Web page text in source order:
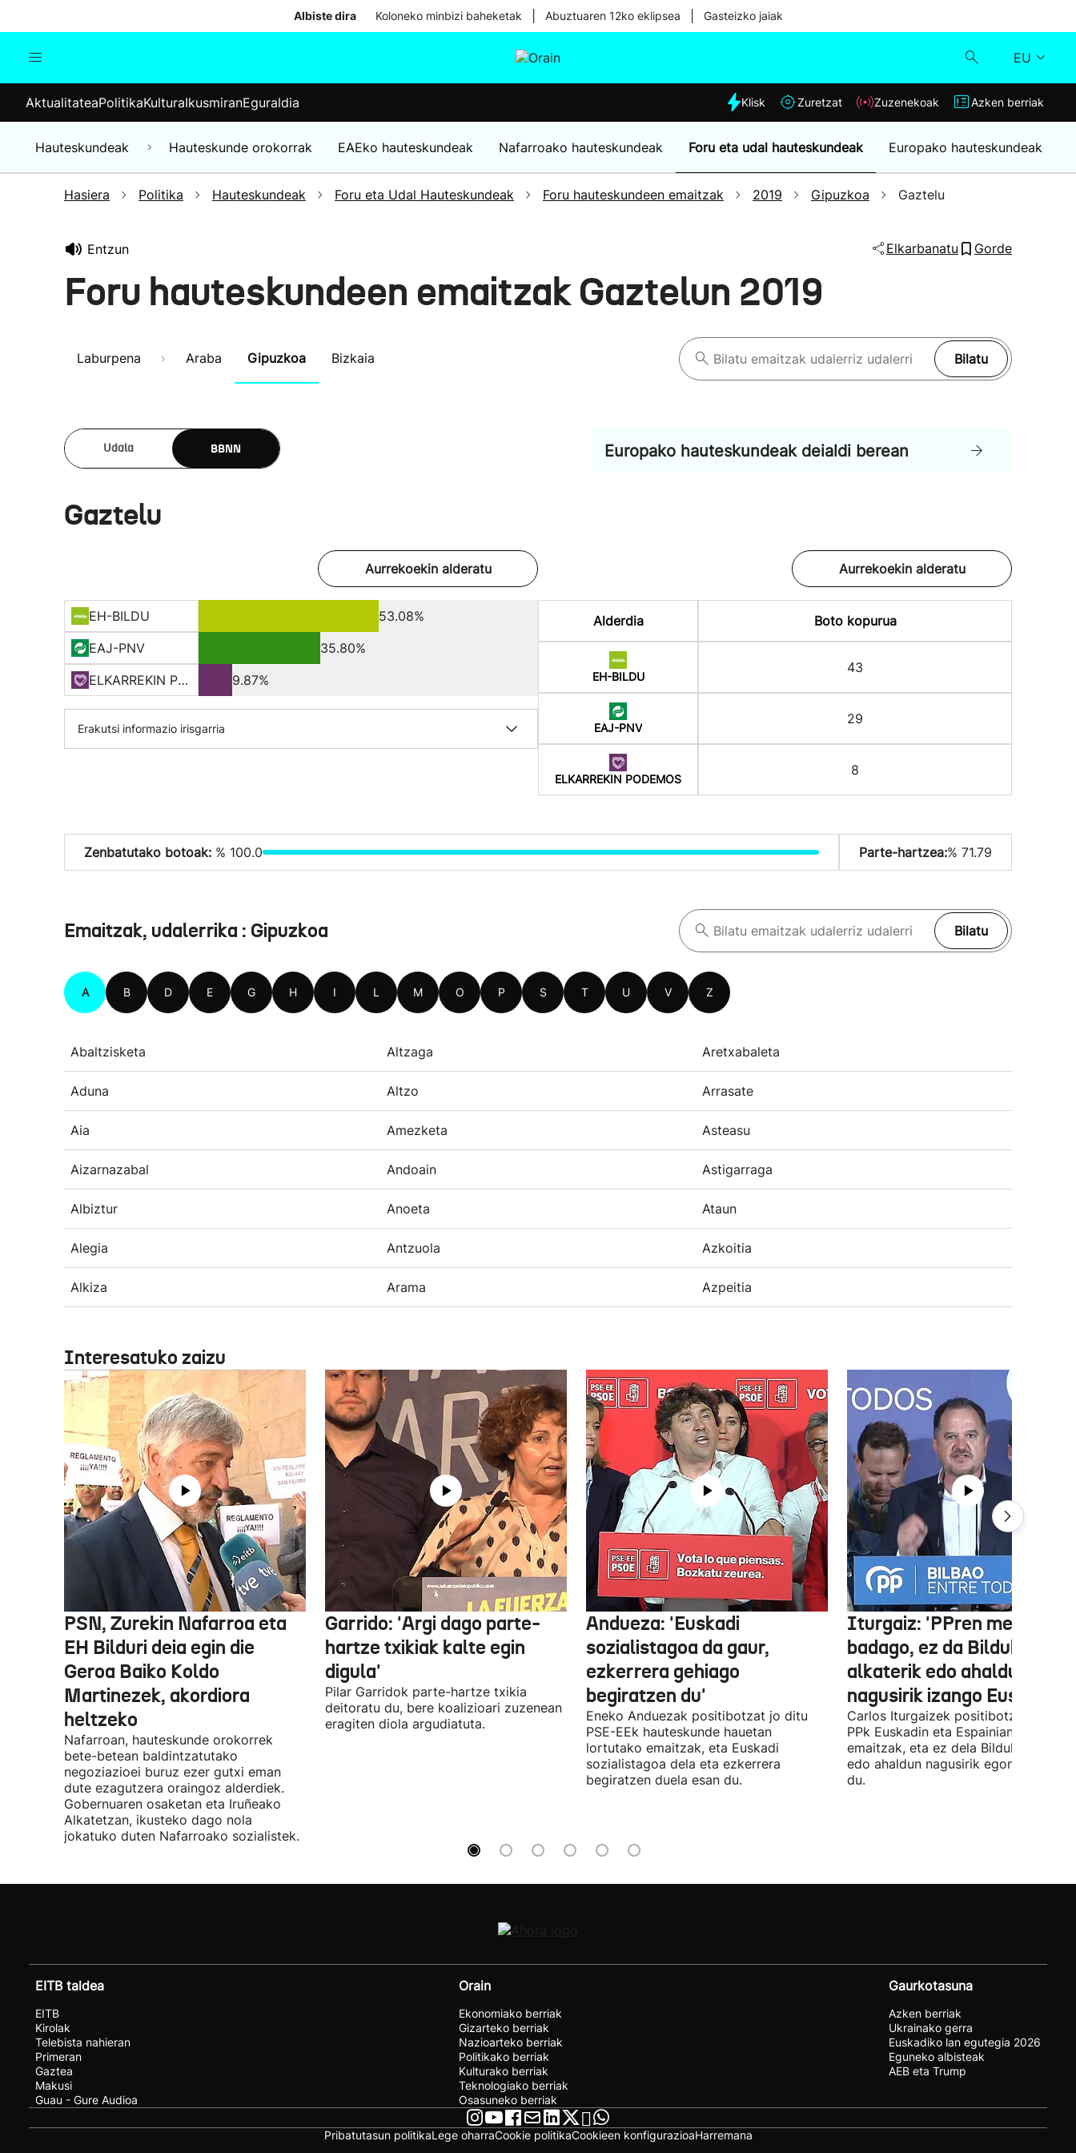
Albiste dira Koloneko minbizi baheketak Abuztuaren 12ko eklipsea Gasteizko jaiak
EU
Munduko albisteak
Hauteskundeak
Eguraldia
Klisk
Zuzenekoak
Azken berriak
AktualitateaPolitikaKulturaIkusmiranEguraldia Klisk Zuretzat Zuzenekoak Azken berriak
Hauteskundeak Hauteskunde orokorrak EAEko hauteskundeak Nafarroako hauteskundeak Foru eta udal hauteskundeak Europako hauteskundeak
Hasiera Politika Hauteskundeak Foru eta Udal Hauteskundeak Foru hauteskundeen emaitzak 2019 Gipuzkoa Gaztelu
Entzun Elkarbanatu Gorde
Foru hauteskundeen emaitzak Gaztelun 2019
Laburpena Araba Gipuzkoa Bizkaia Bilatu
Udala BBNN Europako hauteskundeak deialdi berean
Gaztelu
Aurrekoekin alderatu
EH-BILDU
53.08%
EAJ-PNV
35.80%
ELKARREKIN PODEMOS
9.87%
Erakutsi informazio irisgarria
Aurrekoekin alderatu
Alderdia Boto kopurua
EH-BILDU
43
EAJ-PNV
29
ELKARREKIN PODEMOS
8
Zenbatutako botoak: % 100.0 Parte-hartzea:% 71.79
Emaitzak, udalerrika : Gipuzkoa Bilatu
A B D E G H I L M O P S T U V Z
Abaltzisketa Altzaga Aretxabaleta
Aduna Altzo Arrasate
Aia Amezketa Asteasu
Aizarnazabal Andoain Astigarraga
Albiztur Anoeta Ataun
Alegia Antzuola Azkoitia
Alkiza Arama Azpeitia
Interesatuko zaizu
PSN, Zurekin Nafarroa eta
EH Bilduri deia egin die
Geroa Baiko Koldo
Martinezek, akordiora
heltzeko
Nafarroan, hauteskunde orokorrek
bete-betean baldintzatutako
negoziazioei buruz ezer gutxi eman
dute ezagutzera oraingoz alderdiek.
Gobernuaren osaketan eta Iruñeako
Alkatetzan, ikusteko dago nola
jokatuko duten Nafarroako sozialistek.
Garrido: 'Argi dago parte-
hartze txikiak kalte egin
digula'
Pilar Garridok parte-hartze txikia
deitoratu du, bere koalizioari zuzenean
eragiten diola argudiatuta.
Andueza: 'Euskadi
sozialistagoa da gaur,
ezkerrera gehiago
begiratzen du'
Eneko Anduezak positibotzat jo ditu
PSE-EEk hauteskunde hauetan
lortutako emaitzak, eta Euskadi
sozialistagoa dela eta ezkerrera
begiratzen duela esan du.
Iturgaiz: 'PPren menpe
badago, ez da Bilduko
alkaterik edo ahaldun
nagusirik izango Euskadin'
Carlos Iturgaizek positibotzat jo ditu
PPk Euskadin eta Espainian lortutako
emaitzak, eta ez dela Bilduko
edo ahaldun nagusirik egongo
du.
EITB taldea
EITB
Kirolak
Telebista nahieran
Primeran
Gaztea
Makusi
Guau - Gure Audioa
Orain
Ekonomiako berriak
Gizarteko berriak
Nazioarteko berriak
Politikako berriak
Kulturako berriak
Teknologiako berriak
Osasuneko berriak
Gaurkotasuna
Azken berriak
Ukrainako gerra
Euskadiko lan egutegia 2026
Eguneko albisteak
AEB eta Trump
Pribatutasun politikaLege oharraCookie politikaCookieen konfigurazioaHarremana